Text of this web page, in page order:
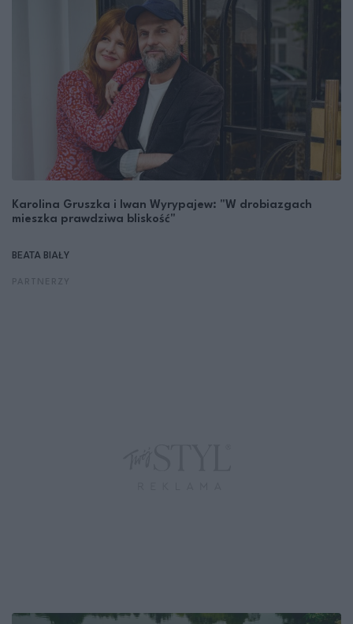
Karolina Gruszka i Iwan Wyrypajew: "W drobiazgach
mieszka prawdziwa bliskość"
BEATA BIAŁY